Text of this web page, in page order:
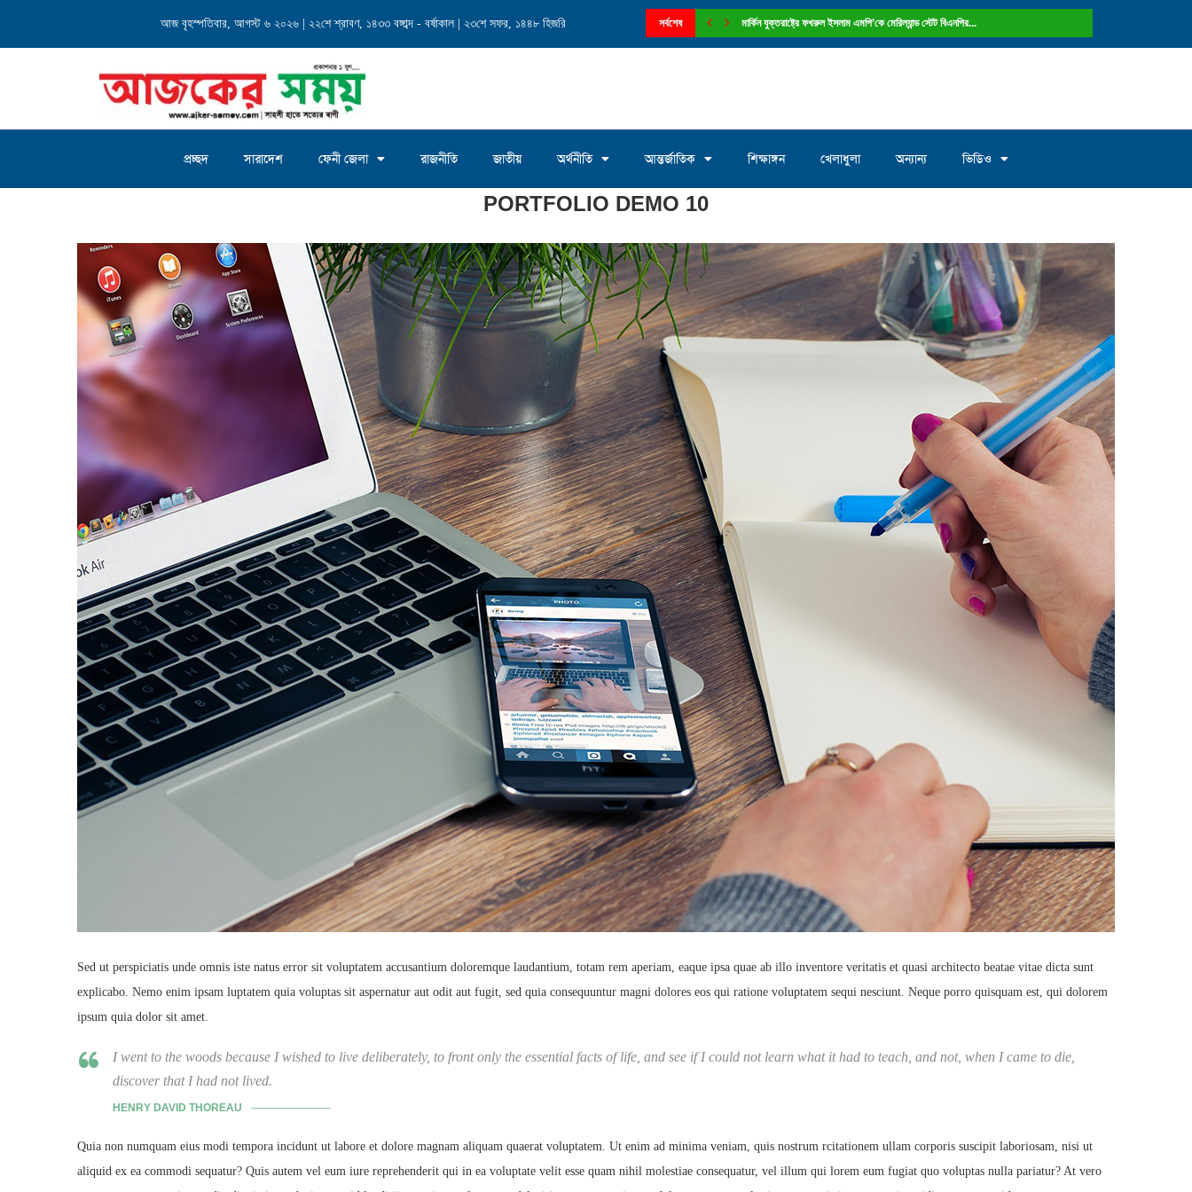
আজ বৃহস্পতিবার, আগস্ট ৬ ২০২৬ | ২২শে শ্রাবণ, ১৪৩৩ বঙ্গাব্দ - বর্ষাকাল | ২৩শে সফর, ১৪৪৮ হিজরি সর্বশেষ
চৌদ্দগ্রাম জগন্নাথদিঘী ইউনিয়নে চেয়ারম্যান পদে আলোচনায় মোঃ সাখাওয়াত... মার্কিন যুক্তরাষ্ট্রে ফখরুল ইসলাম এমপি’কে মেরিল্যান্ড স্টেট বিএনপির...
প্রচ্ছদ সারাদেশ ফেনী জেলা রাজনীতি জাতীয় অর্থনীতি আন্তর্জাতিক শিক্ষাঙ্গন খেলাধুলা অন্যান্য ভিডিও
Portfolio Demo 10
PORTFOLIO DEMO 10
Sed ut perspiciatis unde omnis iste natus error sit voluptatem accusantium doloremque laudantium, totam rem aperiam, eaque ipsa quae ab illo inventore veritatis et quasi architecto beatae vitae dicta sunt
explicabo. Nemo enim ipsam luptatem quia voluptas sit aspernatur aut odit aut fugit, sed quia consequuntur magni dolores eos qui ratione voluptatem sequi nesciunt. Neque porro quisquam est, qui dolorem
ipsum quia dolor sit amet.
I went to the woods because I wished to live deliberately, to front only the essential facts of life, and see if I could not learn what it had to teach, and not, when I came to die,
discover that I had not lived.
HENRY DAVID THOREAU
Quia non numquam eius modi tempora incidunt ut labore et dolore magnam aliquam quaerat voluptatem. Ut enim ad minima veniam, quis nostrum rcitationem ullam corporis suscipit laboriosam, nisi ut
aliquid ex ea commodi sequatur? Quis autem vel eum iure reprehenderit qui in ea voluptate velit esse quam nihil molestiae consequatur, vel illum qui lorem eum fugiat quo voluptas nulla pariatur? At vero